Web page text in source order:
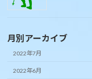
月別アーカイブ
2022年7月
2022年6月